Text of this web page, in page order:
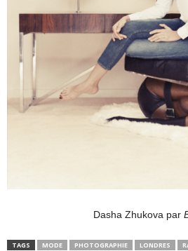
Dasha Zhukova par
TAGS MODE PHOTOGRAPHIE LONDRES